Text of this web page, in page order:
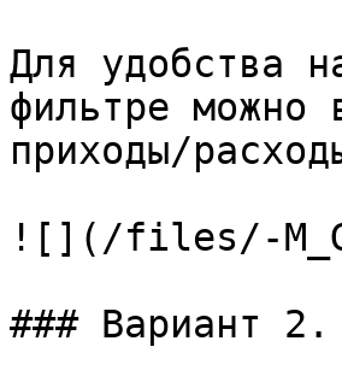
Для удобства
фильтре можно
приходы/
![](/files/-
### Вариант 2.